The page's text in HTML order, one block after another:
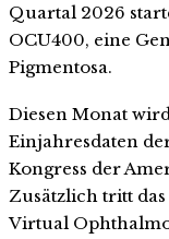
Quartal 2026
OCU400, eine
Pigmentosa.
Diesen Monat
Einjahresdaten
Kongress der
Zusätzlich tritt
Virtual